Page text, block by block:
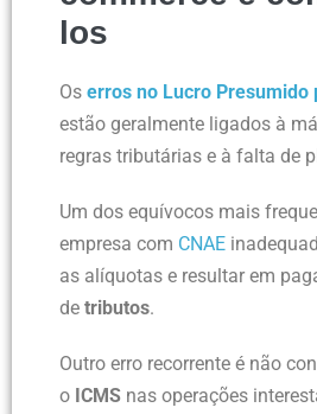
los
Os erros no Lucro Presumido
estão geralmente ligados à
regras tributárias e à falta de
Um dos equívocos mais
empresa com CNAE
as alíquotas e resultar em
de tributos.
Outro erro recorrente é não
o ICMS nas operações